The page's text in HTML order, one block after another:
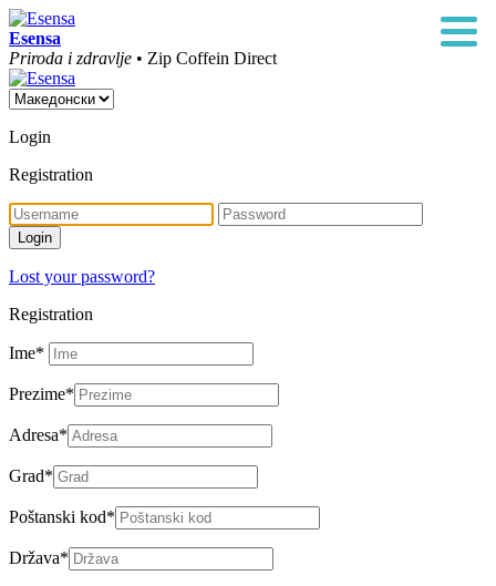
Esensa
Priroda i zdravlje • Zip Coffein Direct
Login
Registration
Lost your password?
Registration
Ime*
Prezime*
Adresa*
Grad*
Poštanski kod*
Država*